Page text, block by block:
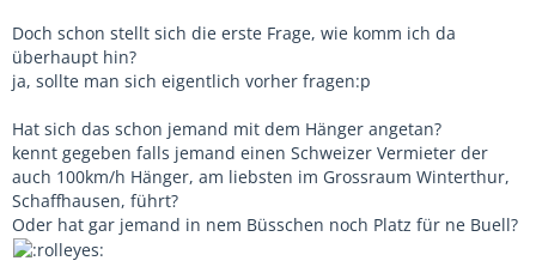
Doch schon stellt sich die erste Frage, wie komm ich da
überhaupt hin?
ja, sollte man sich eigentlich vorher fragen:p
Hat sich das schon jemand mit dem Hänger angetan?
kennt gegeben falls jemand einen Schweizer Vermieter der
auch 100km/h Hänger, am liebsten im Grossraum Winterthur,
Schaffhausen, führt?
Oder hat gar jemand in nem Büsschen noch Platz für ne Buell?